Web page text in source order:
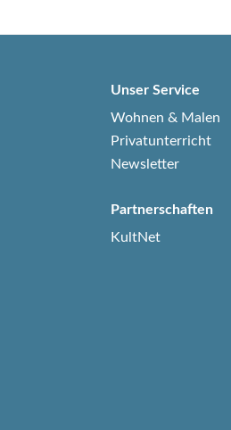
Unser Service
Wohnen & Malen
Privatunterricht
Newsletter
Partnerschaften
KultNet